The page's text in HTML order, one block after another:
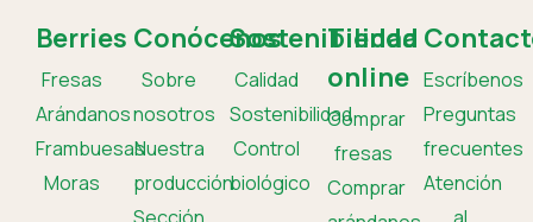
Berries
Fresas
Arándanos
Frambuesas
Moras
Conócenos
Sobre
nosotros
Nuestra
producción
Sostenibilidad
Calidad
Sostenibilidad
Control
biológico
Tienda
online
Comprar
fresas
Comprar
Escríbenos
Preguntas
frecuentes
Atención